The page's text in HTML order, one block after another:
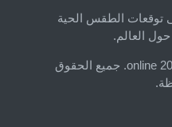
الطقس الحية
العالم.
حقوق النشر © الطقس.online 2026. جميع الحقوق